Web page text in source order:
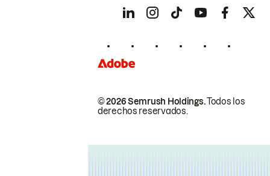
© 2026 Semrush Holdings.Todos los
derechos reservados.